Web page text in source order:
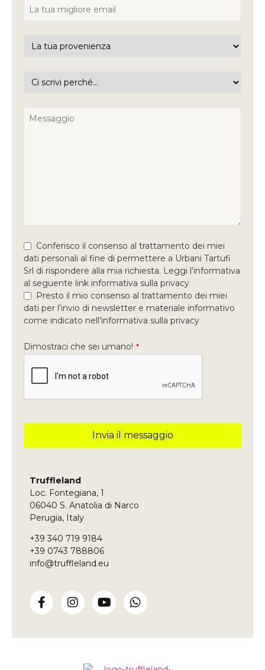
Conferisco il consenso al trattamento dei miei
dati personali al fine di permettere a Urbani Tartufi
Srl di rispondere alla mia richiesta. Leggi l’informativa
al seguente link informativa sulla privacy
Presto il mio consenso al trattamento dei miei
dati per l’invio di newsletter e materiale informativo
come indicato nell’informativa sulla privacy
Dimostraci che sei umano! *
Invia il messaggio
deve
essere
lasciato
vuoto
Truffleland
Loc. Fontegiana, 1
06040 S. Anatolia di Narco
Perugia, Italy
+39 340 719 9184
+39 0743 788806
info@truffleland.eu